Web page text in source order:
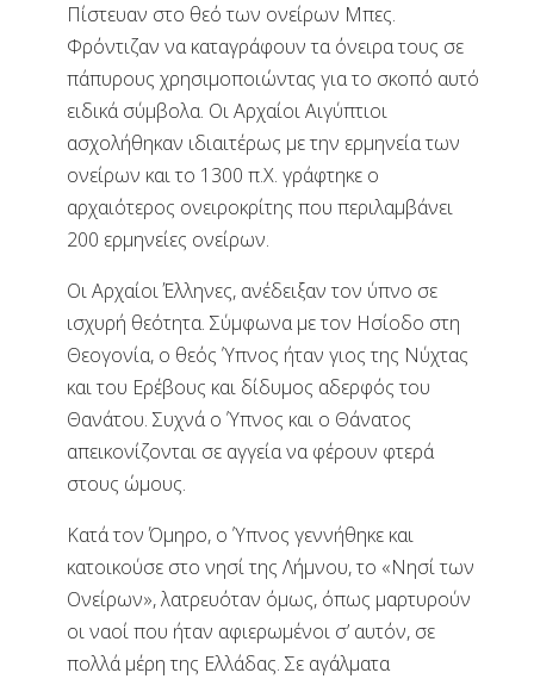
Πίστευαν στο θεό των ονείρων Μπες.
Φρόντιζαν να καταγράφουν τα όνειρα τους σε
πάπυρους χρησιμοποιώντας για το σκοπό αυτό
ειδικά σύμβολα. Οι Αρχαίοι Αιγύπτιοι
ασχολήθηκαν ιδιαιτέρως με την ερμηνεία των
ονείρων και το 1300 π.Χ. γράφτηκε ο
αρχαιότερος ονειροκρίτης που περιλαμβάνει
200 ερμηνείες ονείρων.
Οι Αρχαίοι Έλληνες, ανέδειξαν τον ύπνο σε
ισχυρή θεότητα. Σύμφωνα με τον Ησίοδο στη
Θεογονία, ο θεός Ύπνος ήταν γιος της Νύχτας
και του Ερέβους και δίδυμος αδερφός του
Θανάτου. Συχνά ο Ύπνος και ο Θάνατος
απεικονίζονται σε αγγεία να φέρουν φτερά
στους ώμους.
Κατά τον Όμηρο, ο Ύπνος γεννήθηκε και
κατοικούσε στο νησί της Λήμνου, το «Νησί των
Ονείρων», λατρευόταν όμως, όπως μαρτυρούν
οι ναοί που ήταν αφιερωμένοι σ’ αυτόν, σε
πολλά μέρη της Ελλάδας. Σε αγάλματα